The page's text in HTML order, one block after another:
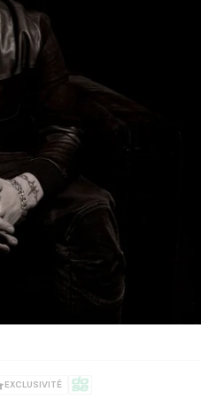
EXCLUSIVITÉ